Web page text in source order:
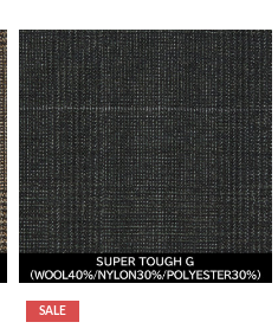
SALE